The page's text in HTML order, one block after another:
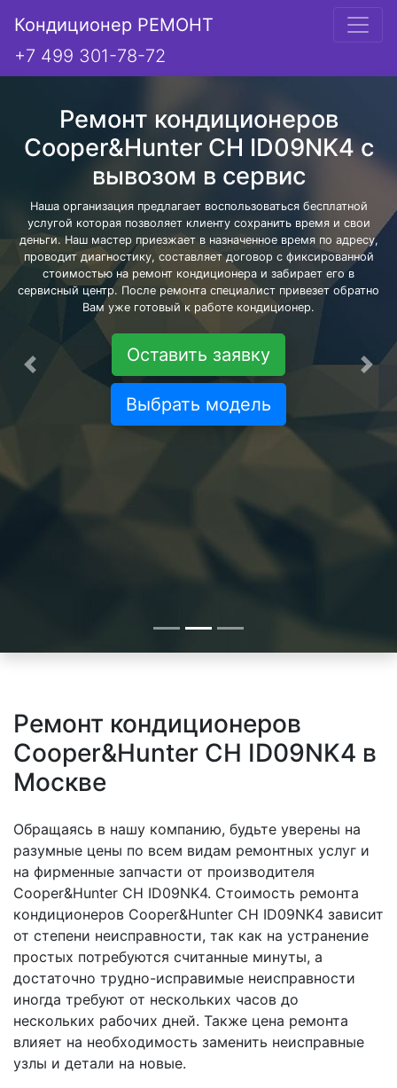
Кондиционер РЕМОНТ
+7 499 301-78-72
Ремонт кондиционеров
Cooper&Hunter CH ID09NK4 с
вывозом в сервис
Наша организация предлагает воспользоваться бесплатной
услугой которая позволяет клиенту сохранить время и свои
деньги. Наш мастер приезжает в назначенное время по адресу,
проводит диагностику, составляет договор с фиксированной
стоимостью на ремонт кондиционера и забирает его в
сервисный центр. После ремонта специалист привезет обратно
Вам уже готовый к работе кондиционер.
Оставить заявку
Выбрать модель
Предыдущая
Ремонт кондиционеров
Cooper&Hunter CH ID09NK4 в
Москве
Обращаясь в нашу компанию, будьте уверены на
разумные цены по всем видам ремонтных услуг и
на фирменные запчасти от производителя
Cooper&Hunter CH ID09NK4. Стоимость ремонта
кондиционеров Cooper&Hunter CH ID09NK4 зависит
от степени неисправности, так как на устранение
простых потребуются считанные минуты, а
достаточно трудно-исправимые неисправности
иногда требуют от нескольких часов до
нескольких рабочих дней. Также цена ремонта
влияет на необходимость заменить неисправные
узлы и детали на новые.